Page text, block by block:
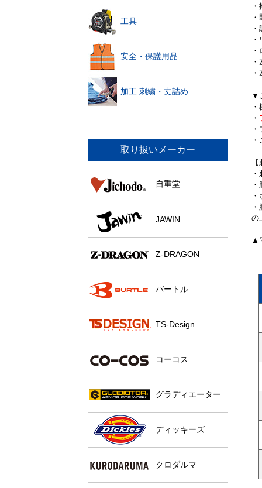
工具
安全・保護用品
加工 刺繍・丈詰め
取り扱いメーカー
自重堂
JAWIN
Z-DRAGON
バートル
TS-Design
コーコス
グラディエーター
ディッキーズ
クロダルマ
▼
・
の